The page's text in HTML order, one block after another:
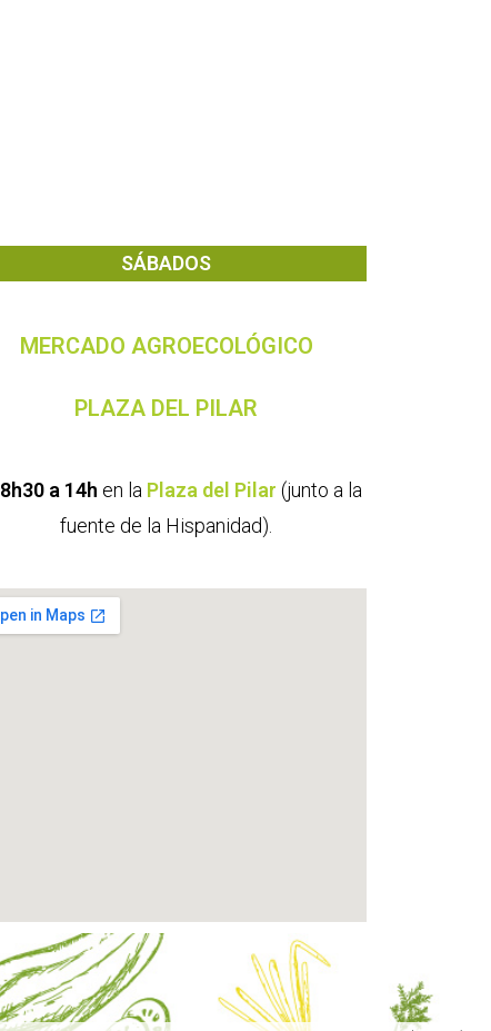
SÁBADOS
MERCADO AGROECOLÓGICO
PLAZA DEL PILAR
8h30 a 14h en la Plaza del Pilar (junto a la
fuente de la Hispanidad).